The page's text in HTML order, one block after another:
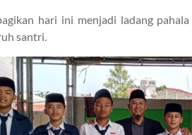
hari ini menjadi ladang
santri.